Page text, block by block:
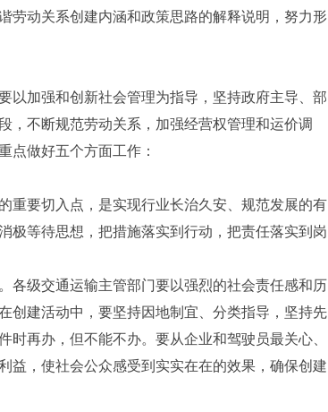
动关系创建内涵和政策思路的解释说明，努力形
加强和创新社会管理为指导，坚持政府主导、部
，不断规范劳动关系，加强经营权管理和运价调
点做好五个方面工作：
要切入点，是实现行业长治久安、规范发展的有
极等待思想，把措施落实到行动，把责任落实到岗
级交通运输主管部门要以强烈的社会责任感和历
创建活动中，要坚持因地制宜、分类指导，坚持先
再办，但不能不办。要从企业和驾驶员最关心、
益，使社会公众感受到实实在在的效果，确保创建